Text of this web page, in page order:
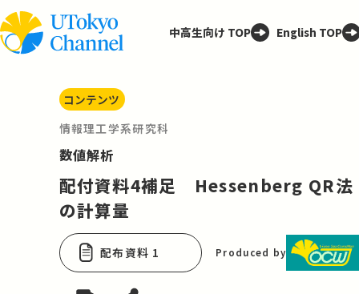
中高生向け TOP English TOP
コンテンツ
情報理工学系研究科
数値解析
配付資料4補足 Hessenberg QR法
の計算量
配布資料 1 Produced by